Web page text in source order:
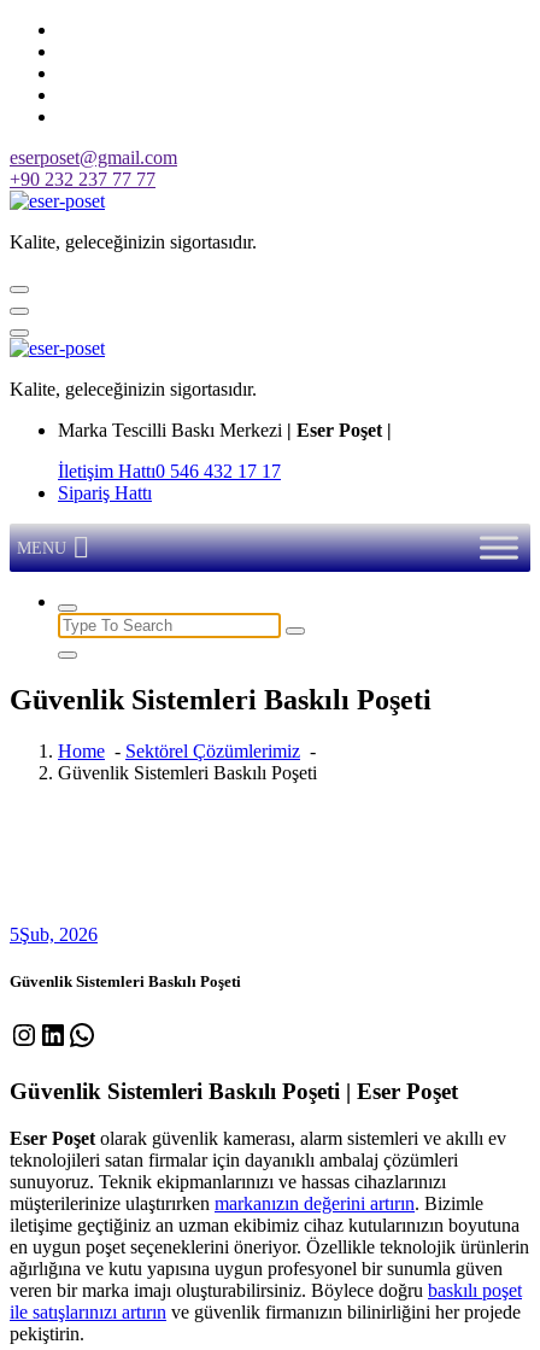
Skip
content
eserposet@gmail.com
+90 232 237 77 77
Kalite, geleceğinizin sigortasıdır.
Kalite, geleceğinizin sigortasıdır.
Marka Tescilli Baskı Merkezi | Eser Poşet |
İletişim Hattı0 546 432 17 17
Sipariş Hattı
MENU
Search
for:
Güvenlik Sistemleri Baskılı Poşeti
Home - Sektörel Çözümlerimiz -
Güvenlik Sistemleri Baskılı Poşeti
5Şub, 2026
Güvenlik Sistemleri Baskılı Poşeti
Instagram
LinkedIn
WhatsApp
Güvenlik Sistemleri Baskılı Poşeti | Eser Poşet
Eser Poşet olarak güvenlik kamerası, alarm sistemleri ve akıllı ev
teknolojileri satan firmalar için dayanıklı ambalaj çözümleri
sunuyoruz. Teknik ekipmanlarınızı ve hassas cihazlarınızı
müşterilerinize ulaştırırken markanızın değerini artırın. Bizimle
iletişime geçtiğiniz an uzman ekibimiz cihaz kutularınızın boyutuna
en uygun poşet seçeneklerini öneriyor. Özellikle teknolojik ürünlerin
ağırlığına ve kutu yapısına uygun profesyonel bir sunumla güven
veren bir marka imajı oluşturabilirsiniz. Böylece doğru baskılı poşet
ile satışlarınızı artırın ve güvenlik firmanızın bilinirliğini her projede
pekiştirin.